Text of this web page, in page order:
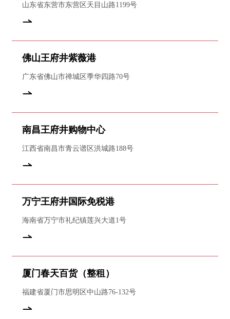
山东省东营市东营区天目山路1199号
佛山王府井紫薇港
广东省佛山市禅城区季华四路70号
南昌王府井购物中心
江西省南昌市青云谱区洪城路188号
万宁王府井国际免税港
海南省万宁市礼纪镇莲兴大道1号
厦门春天百货（整租）
福建省厦门市思明区中山路76-132号